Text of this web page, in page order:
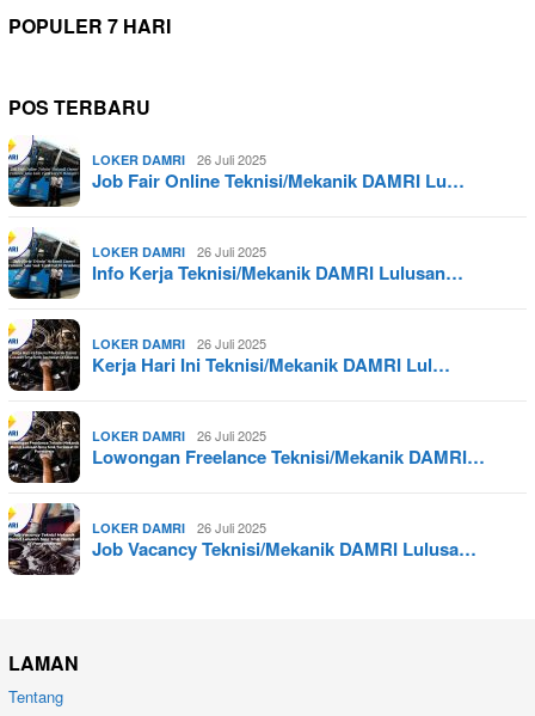
POPULER 7 HARI
POS TERBARU
LOKER DAMRI 26 Juli 2025
Job Fair Online Teknisi/Mekanik DAMRI Lu…
LOKER DAMRI 26 Juli 2025
Info Kerja Teknisi/Mekanik DAMRI Lulusan…
LOKER DAMRI 26 Juli 2025
Kerja Hari Ini Teknisi/Mekanik DAMRI Lul…
LOKER DAMRI 26 Juli 2025
Lowongan Freelance Teknisi/Mekanik DAMRI…
LOKER DAMRI 26 Juli 2025
Job Vacancy Teknisi/Mekanik DAMRI Lulusa…
LAMAN
Tentang